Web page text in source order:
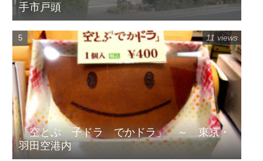
手市戸頭
「空とぶ 子ドラ でかドラ」 ～ 東京・
羽田空港内
11 views